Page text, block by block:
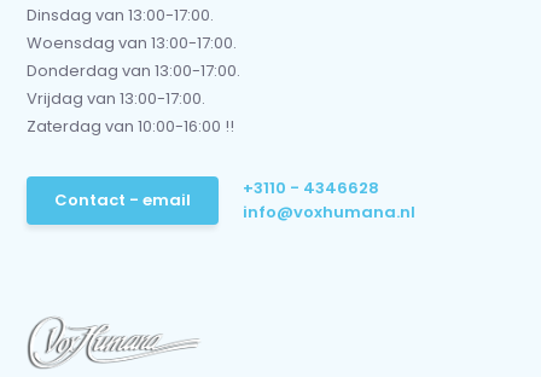
Dinsdag van 13:00-17:00.
Woensdag van 13:00-17:00.
Donderdag van 13:00-17:00.
Vrijdag van 13:00-17:00.
Zaterdag van 10:00-16:00 !!
Contact - email
+3110 - 4346628
info@voxhumana.nl